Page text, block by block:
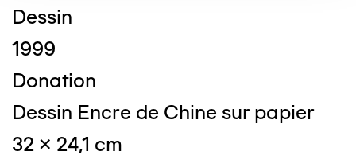
Dessin
1999
Donation
Dessin Encre de Chine sur papier
32 x 24,1 cm